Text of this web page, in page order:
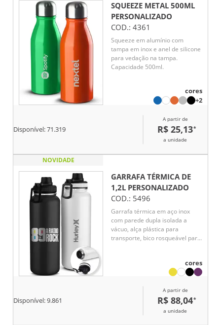
SQUEEZE METAL 500ML
PERSONALIZADO
COD.: 4361
Squeeze em alumínio com
tampa em inox e anel de silicone
para vedação na tampa.
Capacidade 500ml.
cores
+2
Disponível:71.319
A partir de
R$ 25,13*
a unidade
NOVIDADE
GARRAFA TÉRMICA DE
1,2L PERSONALIZADO
COD.: 5496
Garrafa térmica em aço inox
com parede dupla isolada a
vácuo, alça plástica para
transporte, bico rosqueável para
cores
Disponível:9.861
A partir de
R$ 88,04*
a unidade